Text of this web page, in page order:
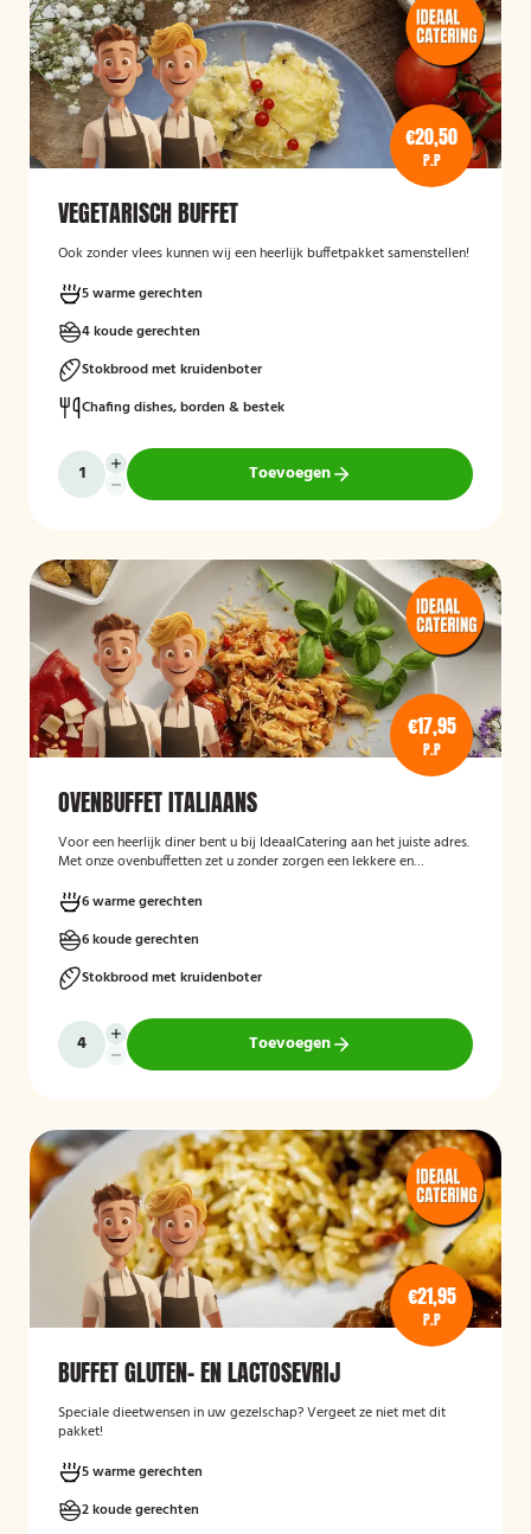
€20,50
P.P
VEGETARISCH BUFFET
Ook zonder vlees kunnen wij een heerlijk buffetpakket samenstellen!
5 warme gerechten
4 koude gerechten
Stokbrood met kruidenboter
Chafing dishes, borden & bestek
Toevoegen
€17,95
P.P
OVENBUFFET ITALIAANS
Voor een heerlijk diner bent u bij IdeaalCatering aan het juiste adres.
Met onze ovenbuffetten zet u zonder zorgen een lekkere en
twaalf personen is een ovenbuffet Ideaal!
6 warme gerechten
6 koude gerechten
Stokbrood met kruidenboter
Toevoegen
€21,95
P.P
BUFFET GLUTEN- EN LACTOSEVRIJ
Speciale dieetwensen in uw gezelschap? Vergeet ze niet met dit
pakket!
5 warme gerechten
2 koude gerechten